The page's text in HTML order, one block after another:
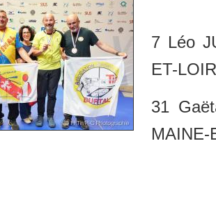
7 Léo
ET-
31
MAINE-